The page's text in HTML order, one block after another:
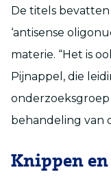
De titels
‘antisense
materie. “Het is
Pijnappel, die
behandeling van
Knippen